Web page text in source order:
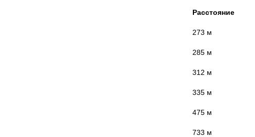
Расстояние
273 м
285 м
312 м
335 м
475 м
733 м